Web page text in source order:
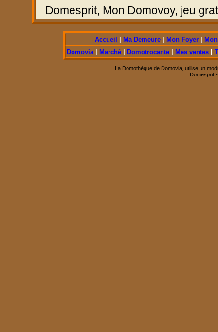
Domesprit, Mon Domovoy, jeu
Accueil Ma Demeure| Mon Foyer|
Domovia| Marché Domotrocante Mes ventes
La Domothèque de Domovia, utilise un
Domesprit